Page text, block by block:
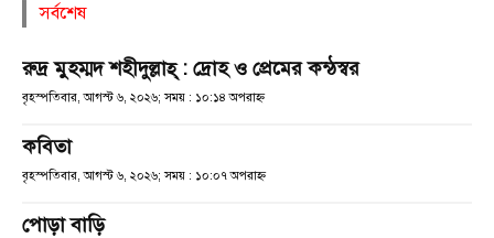
সর্বশেষ
রুদ্র মুহম্মদ শহীদুল্লাহ্ : দ্রোহ ও প্রেমের কন্ঠস্বর
বৃহস্পতিবার, আগস্ট ৬, ২০২৬; সময় : ১০:১৪ অপরাহ্ণ
কবিতা
বৃহস্পতিবার, আগস্ট ৬, ২০২৬; সময় : ১০:০৭ অপরাহ্ণ
পোড়া বাড়ি